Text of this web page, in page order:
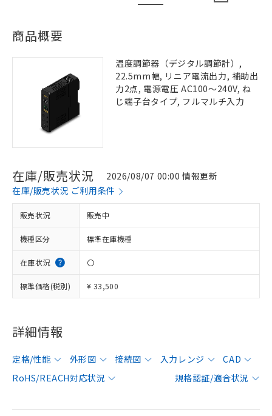
商品概要
温度調節器（デジタル調節計）,
22.5mm幅, リニア電流出力, 補助出
力2点, 電源電圧 AC100～240V, ね
じ端子台タイプ, フルマルチ入力
在庫/販売状況
2026/08/07 00:00 情報更新
在庫/販売状況 ご利用条件
販売状況 販売中
機種区分 標準在庫機種
在庫状況 〇
標準価格(税別) ¥ 33,500
詳細情報
定格/性能 外形図 接続図 入力レンジ
CAD
RoHS/REACH対応状況
規格認証/適合状況